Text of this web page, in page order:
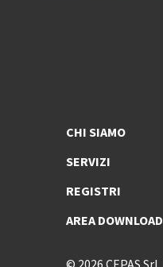
CHI SIAMO
SERVIZI
REGISTRI
AREA DOWNLOAD
© 2026 CEPAS Srl